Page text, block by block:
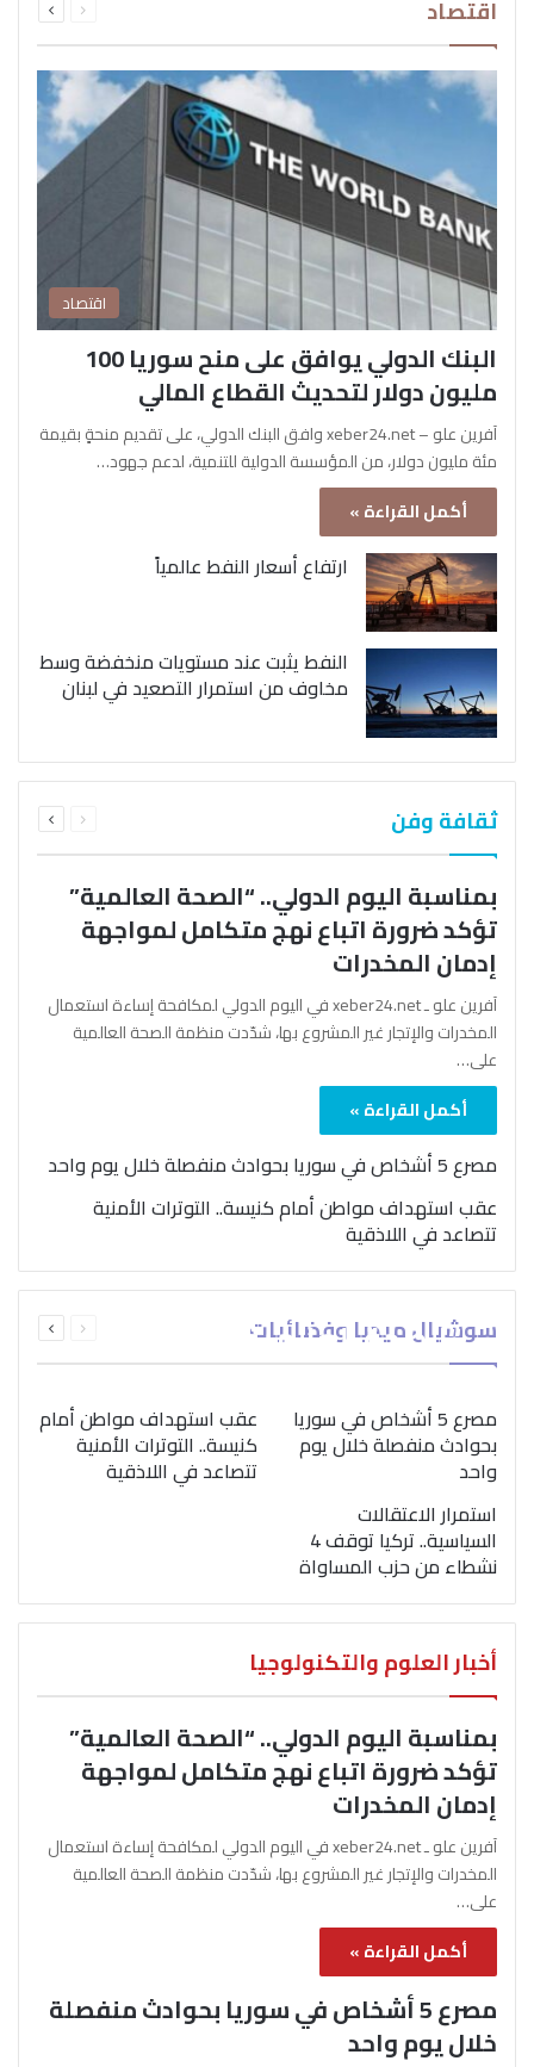
اقتصاد الصفحةالصفحة
اقتصاد
البنك الدولي يوافق على منح سوريا 100
مليون دولار لتحديث القطاع المالي
آفرين علو – xeber24.net وافق البنك الدولي، على تقديم منحةٍ بقيمة
مئة مليون دولار، من المؤسسة الدولية للتنمية، لدعم جهود…
أكمل القراءة »
ارتفاع أسعار النفط عالمياً
النفط يثبت عند مستويات منخفضة وسط
مخاوف من استمرار التصعيد في لبنان
ثقافة وفن الصفحةالصفحة
بمناسبة اليوم الدولي.. “الصحة العالمية”
تؤكد ضرورة اتباع نهج متكامل لمواجهة
إدمان المخدرات
آفرين علو ـ xeber24.net في اليوم الدولي لمكافحة إساءة استعمال
المخدرات والإتجار غير المشروع بها، شدّدت منظمة الصحة العالمية
على…
أكمل القراءة »
مصرع 5 أشخاص في سوريا بحوادث منفصلة خلال يوم واحد
عقب استهداف مواطن أمام كنيسة.. التوترات الأمنية
تتصاعد في اللاذقية
سوشيال ميديا وفضائيات الصفحةالصفحة
بمناسبة اليوم الدولي..
“الصحة العالمية” تؤكد
ضرورة اتباع نهج متكامل
لمواجهة إدمان المخدرات
مصرع 5 أشخاص في سوريا
بحوادث منفصلة خلال يوم
واحد
عقب استهداف مواطن أمام
كنيسة.. التوترات الأمنية
تتصاعد في اللاذقية
استمرار الاعتقالات
السياسية.. تركيا توقف 4
نشطاء من حزب المساواة
أخبار العلوم والتكنولوجيا
بمناسبة اليوم الدولي.. “الصحة العالمية”
تؤكد ضرورة اتباع نهج متكامل لمواجهة
إدمان المخدرات
آفرين علو ـ xeber24.net في اليوم الدولي لمكافحة إساءة استعمال
المخدرات والإتجار غير المشروع بها، شدّدت منظمة الصحة العالمية
على…
أكمل القراءة »
مصرع 5 أشخاص في سوريا بحوادث منفصلة
خلال يوم واحد